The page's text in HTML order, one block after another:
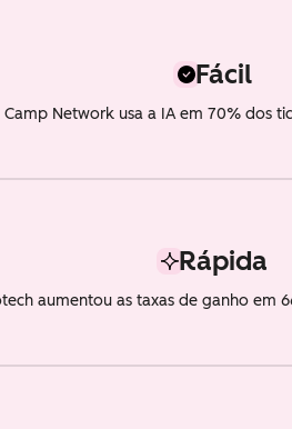
Fácil
Network usa a IA em 70% dos
Rápida
aumentou as taxas de ganho em